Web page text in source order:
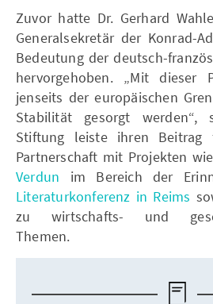
Zuvor hatte Dr. Gerhard
Generalsekretär der Konrad-
Bedeutung der deutsch-
hervorgehoben. „Mit dieser
jenseits der europäischen
Stabilität gesorgt werden“,
Stiftung leiste ihren Beitrag
Partnerschaft mit Projekten
Verdun im Bereich der
Literaturkonferenz in Reims
zu wirtschafts- und
Themen.